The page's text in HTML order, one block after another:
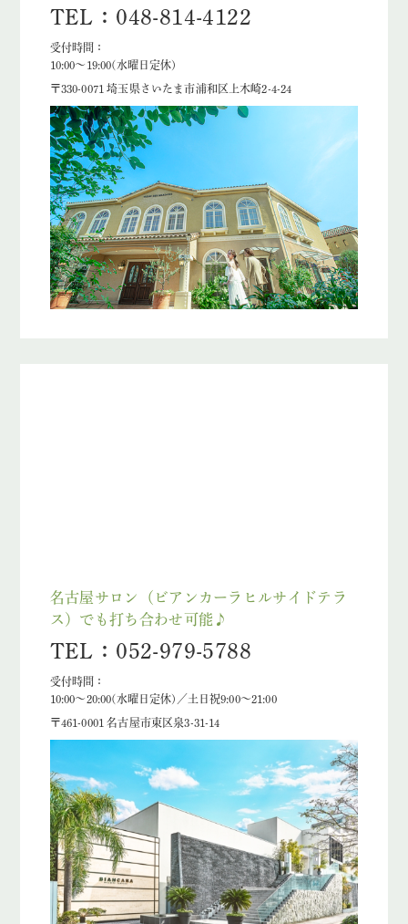
TEL：048-814-4122
受付時間：
10:00〜19:00(水曜日定休)
〒330-0071 埼玉県さいたま市浦和区上木崎2-4-24
名古屋サロン（ビアンカーラヒルサイドテラ
ス）でも打ち合わせ可能♪
TEL：052-979-5788
受付時間：
10:00～20:00(水曜日定休)／土日祝9:00～21:00
〒461-0001 名古屋市東区泉3-31-14